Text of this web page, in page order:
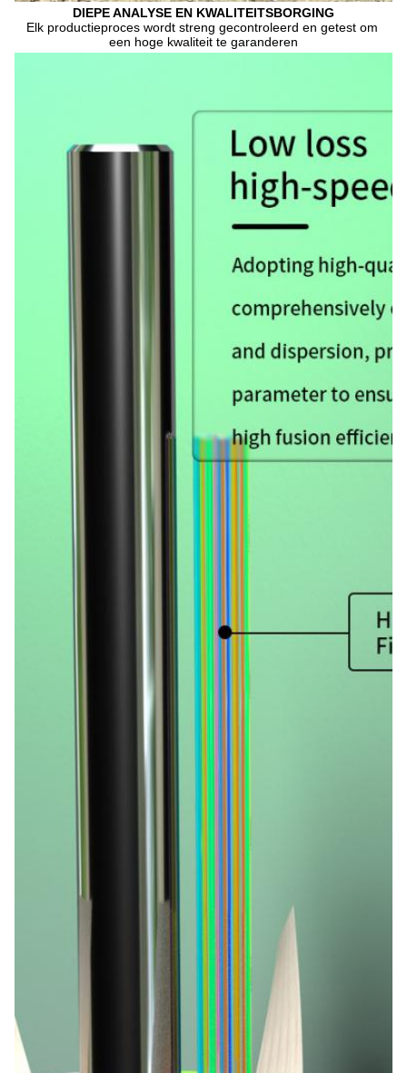
DIEPE ANALYSE EN KWALITEITSBORGING
Elk productieproces wordt streng gecontroleerd en getest om
een ​​hoge kwaliteit te garanderen